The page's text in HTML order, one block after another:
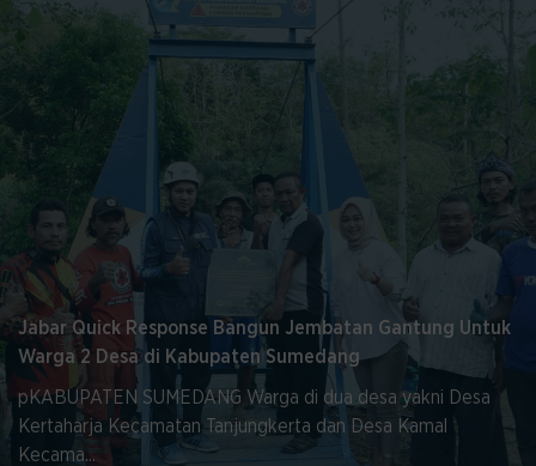
Jabar Quick Response Bangun Jembatan Gantung Untuk
Warga 2 Desa di Kabupaten Sumedang
pKABUPATEN SUMEDANG Warga di dua desa yakni Desa
Kertaharja Kecamatan Tanjungkerta dan Desa Kamal
Kecama...